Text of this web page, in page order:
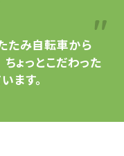
たみ自転車から
ちょっとこだわった
ます。